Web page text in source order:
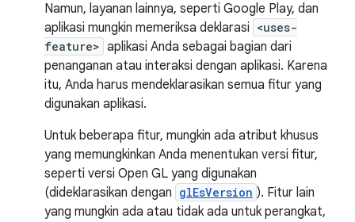
Namun, layanan lainnya, seperti Google Play, dan
aplikasi mungkin memeriksa deklarasi <uses-
feature> aplikasi Anda sebagai bagian dari
penanganan atau interaksi dengan aplikasi. Karena
itu, Anda harus mendeklarasikan semua fitur yang
digunakan aplikasi.
Untuk beberapa fitur, mungkin ada atribut khusus
yang memungkinkan Anda menentukan versi fitur,
seperti versi Open GL yang digunakan
(dideklarasikan dengan glEsVersion ). Fitur lain
yang mungkin ada atau tidak ada untuk perangkat,